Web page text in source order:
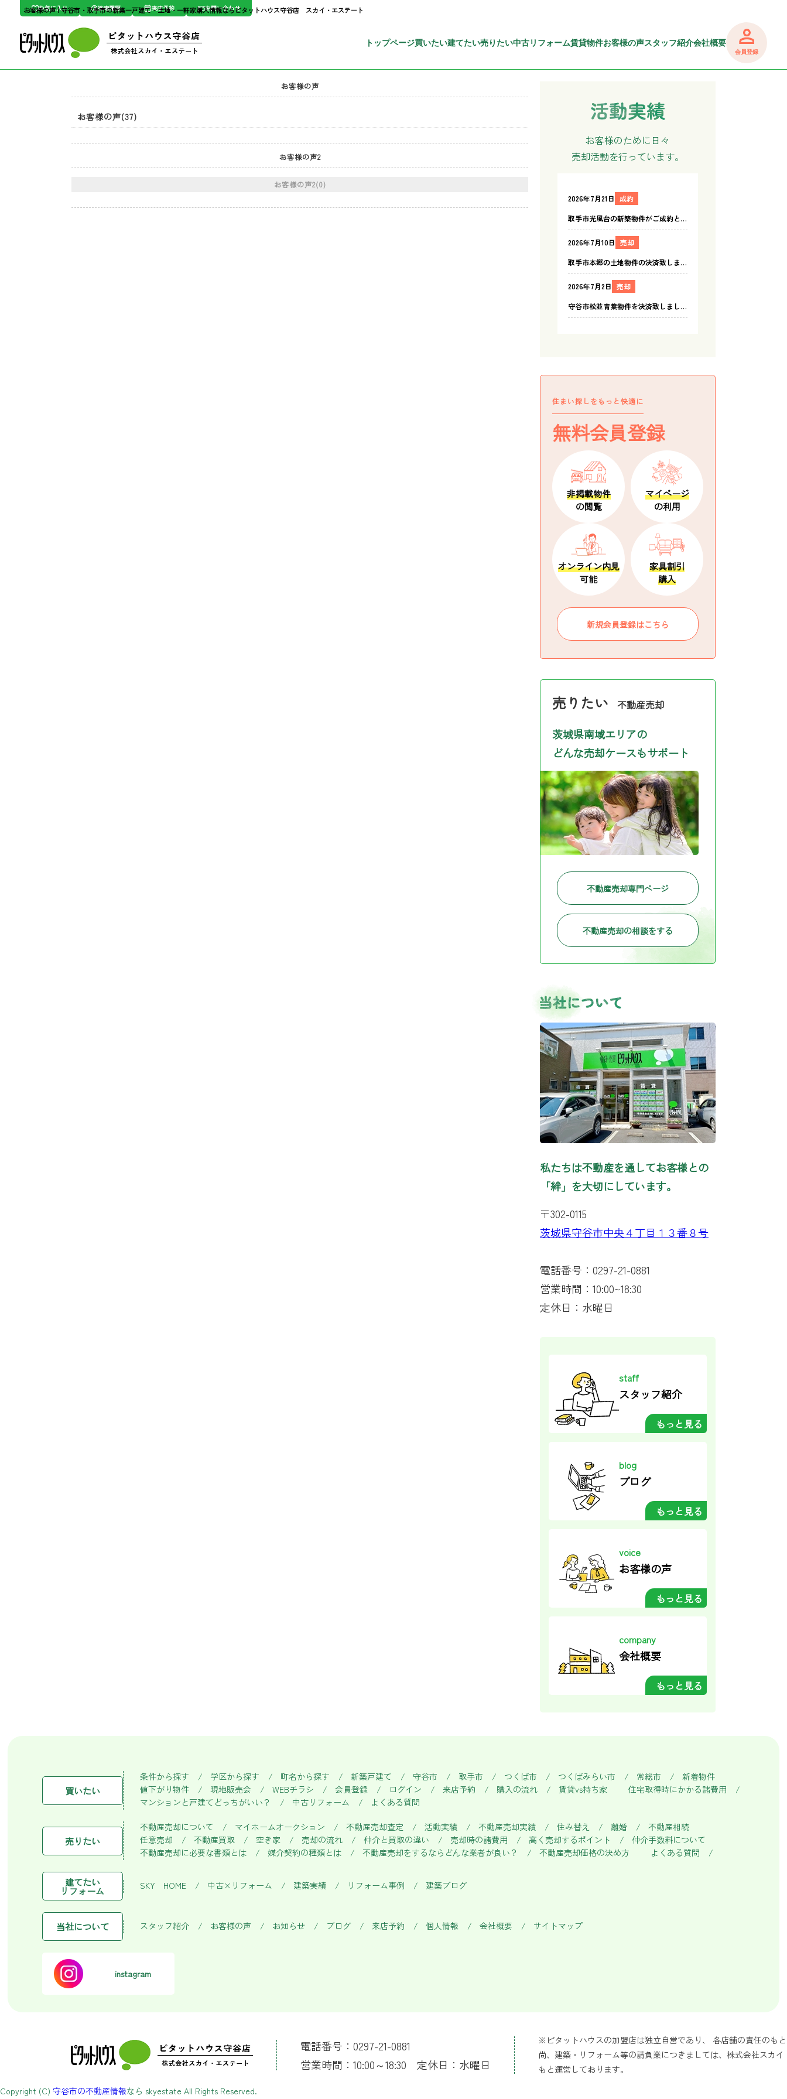
お客様の声 | 守谷市・取手市の新築一戸建て・土地・一軒家購入情報ならピタットハウス守谷店 スカイ・エステート
お気に入り 検索履歴 来店予約 お問い合わせ
トップページ買いたい建てたい売りたい中古リフォーム賃貸物件お客様の声スタッフ紹介会社概要
会員登録
お客様の声
お客様の声(37)
お客様の声2
お客様の声2(0)
お客様のために日々
売却活動を行っています。
住まい探しをもっと快適に
無料会員登録
非掲載物件
の閲覧
マイページ
の利用
オンライン内見
可能
家具割引
購入
新規会員登録はこちら
売りたい 不動産売却
茨城県南域エリアの
どんな売却ケースもサポート
不動産売却専門ページ
不動産売却の相談をする
私たちは不動産を通してお客様との
「絆」を大切にしています。
〒302-0115
茨城県守谷市中央４丁目１３番８号
電話番号：0297-21-0881
営業時間：10:00~18:30
定休日：水曜日
staff
スタッフ紹介
もっと見る
blog
ブログ
もっと見る
voice
お客様の声
もっと見る
company
会社概要
もっと見る
買いたい
条件から探す 学区から探す 町名から探す 新築戸建て 守谷市 取手市 つくば市 つくばみらい市 常総市
新着物件
値下がり物件
現地販売会 WEBチラシ 会員登録 ログイン 来店予約 購入の流れ 賃貸vs持ち家
住宅取得時にかかる諸費用
マンションと戸建てどっちがいい？
中古リフォーム よくある質問
売りたい
不動産売却について マイホームオークション 不動産売却査定 活動実績 不動産売却実績 住み替え 離婚
不動産相続
任意売却
不動産買取 空き家 売却の流れ 仲介と買取の違い 売却時の諸費用 高く売却するポイント
仲介手数料について
不動産売却に必要な書類とは
媒介契約の種類とは 不動産売却をするならどんな業者が良い？ 不動産売却価格の決め方 よくある質問
建てたい
リフォーム SKY HOME 中古×リフォーム 建築実績 リフォーム事例 建築ブログ
当社について スタッフ紹介 お客様の声 お知らせ ブログ 来店予約 個人情報 会社概要 サイトマップ
instagram
電話番号：0297-21-0881
営業時間：10:00～18:30 定休日：水曜日
※ピタットハウスの加盟店は独立自営であり、 各店舗の責任のも
尚、建築・リフォーム等の請負業につきましては、株式会社スカ
もと運営しております。
Copyright (C) 守谷市の不動産情報なら skyestate All Rights Reserved.